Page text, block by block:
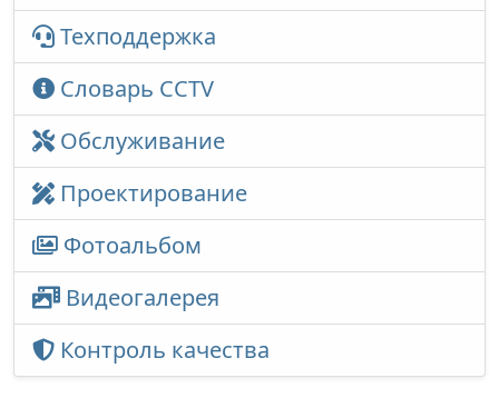
Техподдержка
Словарь CCTV
Обслуживание
Проектирование
Фотоальбом
Видеогалерея
Контроль качества